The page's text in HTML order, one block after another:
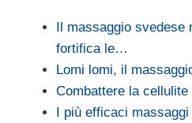
Il massaggio svedese
fortifica le…
Lomi lomi, il
Combattere la
I più efficaci